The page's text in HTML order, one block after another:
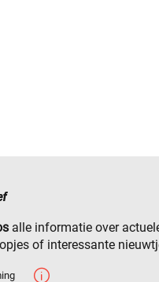
alle informatie over
of interessante